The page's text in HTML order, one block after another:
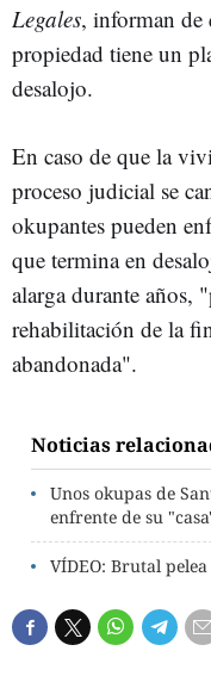
Legales, informan de
propiedad tiene un
desalojo.
En caso de que la
proceso judicial se
okupantes pueden
que termina en
alarga durante años,
rehabilitación de la
abandonada".
Noticias
Unos okupas de
enfrente de su
VÍDEO: Brutal